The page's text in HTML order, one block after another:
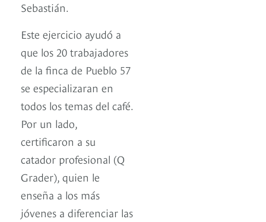
Sebastián.
Este ejercicio ayudó a
que los 20 trabajadores
de la finca de Pueblo 57
se especializaran en
todos los temas del café.
Por un lado,
certificaron a su
catador profesional (Q
Grader), quien le
enseña a los más
jóvenes a diferenciar las